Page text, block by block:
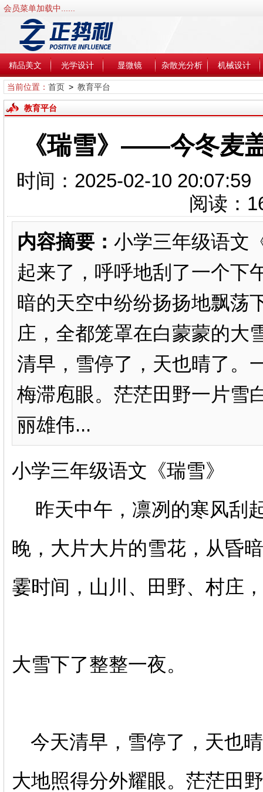
会员菜单加载中......
精品美文 光学设计 显微镜 杂散光分析 机械设计
当前位置： 首页> 教育平台
教育平台
《瑞雪》——今冬麦
时间：2025-02-10
阅读：
内容摘要： 小学三年级语文
起来了，呼呼地刮了一个下
暗的天空中纷纷扬扬地飘荡
庄，全都笼罩在白蒙蒙的大
清早，雪停了，天也晴了。
梅滞庖眼。茫茫田野一片雪
丽雄伟...
小学三年级语文《瑞雪》
昨天中午，凛冽的寒风刮
晚，大片大片的雪花，从昏
霎时间，山川、田野、村庄
大雪下了整整一夜。
今天清早，雪停了，天也
大地照得分外耀眼。茫茫田